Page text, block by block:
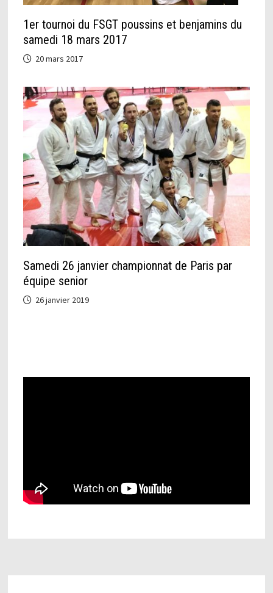
1er tournoi du FSGT poussins et benjamins du
samedi 18 mars 2017
20 mars 2017
Samedi 26 janvier championnat de Paris par
équipe senior
26 janvier 2019